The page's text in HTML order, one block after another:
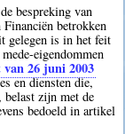
bespreking van
betrokken
gelegen is in het feit
eigendommen
26 juni 2003
en diensten die,
belast zijn met de
bedoeld in artikel